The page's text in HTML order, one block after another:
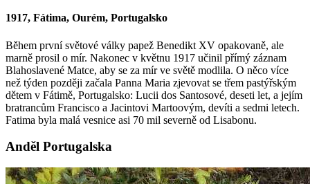
1917, Fátima, Ourém, Portugalsko
Během první světové války papež Benedikt XV opakovaně, ale
marně prosil o mír. Nakonec v květnu 1917 učinil přímý záznam
Blahoslavené Matce, aby se za mír ve světě modlila. O něco více
než týden později začala Panna Maria zjevovat se třem pastýřským
dětem v Fátimě, Portugalsko: Lucii dos Santosové, deseti let, a jejím
bratrancům Francisco a Jacintovi Martoovým, devíti a sedmi letech.
Fatima byla malá vesnice asi 70 mil severně od Lisabonu.
Anděl Portugalska